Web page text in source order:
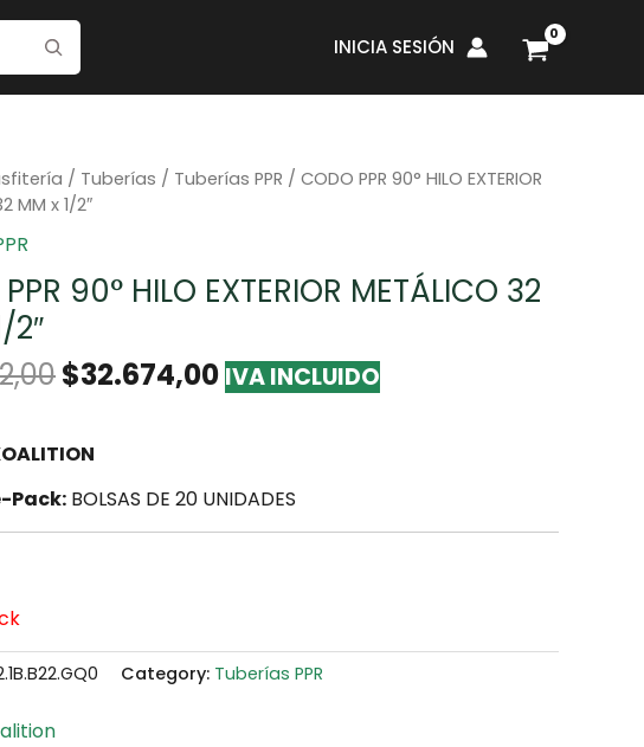
INICIA SESIÓN
/ Tuberías / Tuberías PPR / CODO PPR 90° HILO EXTERIOR
MM x 1/2″
90° HILO EXTERIOR METÁLICO 32
2″
$32.674,00 IVA INCLUIDO
Pack: BOLSAS DE 20 UNIDADES
Category: Tuberías PPR